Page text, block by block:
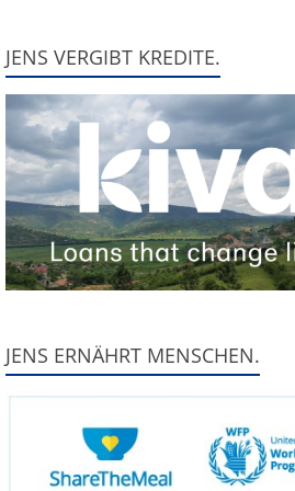
JENS VERGIBT KREDITE.
JENS ERNÄHRT MENSCHEN.